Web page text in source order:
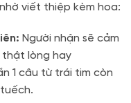
viết thiệp kèm hoa:
Người nhận sẽ cảm
thật lòng hay
1 câu từ trái tim còn